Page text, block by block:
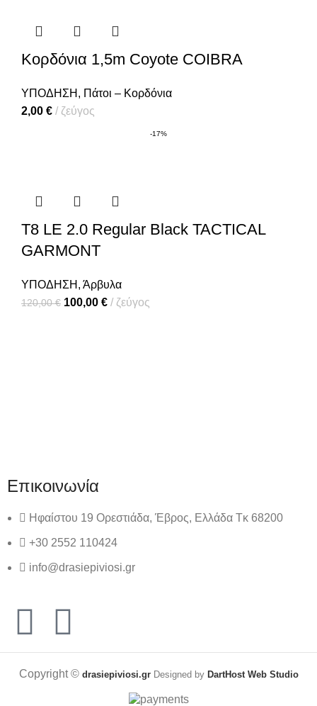
Κορδόνια 1,5m Coyote COIBRA
ΥΠΟΔΗΣΗ , Πάτοι – Κορδόνια
2,00 € ζεύγος
-17%
T8 LE 2.0 Regular Black TACTICAL
GARMONT
ΥΠΟΔΗΣΗ , Άρβυλα
120,00€ 100,00 € ζεύγος
Επικοινωνία
Ηφαίστου 19 Ορεστιάδα, Έβρος, Ελλάδα Τκ 68200
+30 2552 110424
info@drasiepiviosi.gr
Copyright © drasiepiviosi.grDesigned by DartHost Web Studio